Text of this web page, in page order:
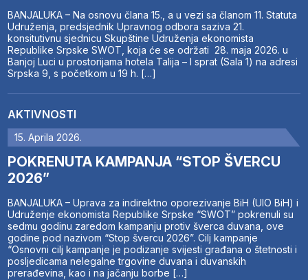
BANJALUKA – Na osnovu člana 15., a u vezi sa članom 11. Statuta
Udruženja, predsjednik Upravnog odbora saziva 21.
konsitutivnu sjednicu Skupštine Udruženja ekonomista
Republike Srpske SWOT, koja će se održati 28. maja 2026. u
Banjoj Luci u prostorijama hotela Talija – I sprat (Sala 1) na adresi
Srpska 9, s početkom u 19 h. […]
AKTIVNOSTI
15. Aprila 2026.
POKRENUTA KAMPANJA “STOP ŠVERCU
2026”
BANJALUKA – Uprava za indirektno oporezivanje BiH (UIO BiH) i
Udruženje ekonomista Republike Srpske “SWOT” pokrenuli su
sedmu godinu zaredom kampanju protiv šverca duvana, ove
godine pod nazivom “Stop švercu 2026”. Cilj kampanje
“Osnovni cilj kampanje je podizanje svijesti građana o štetnosti i
posljedicama nelegalne trgovine duvana i duvanskih
prerađevina, kao i na jačanju borbe […]